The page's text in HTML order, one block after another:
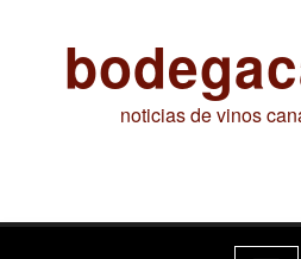
noticias de vinos